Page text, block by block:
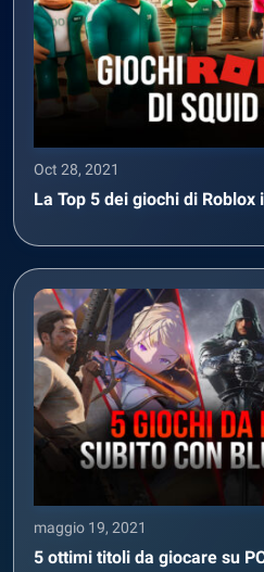
Oct 28, 2021
La Top 5 dei giochi di
maggio 19, 2021
5 ottimi titoli da giocare su